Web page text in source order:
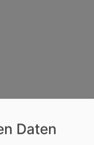
In der Regel feiern
Daten